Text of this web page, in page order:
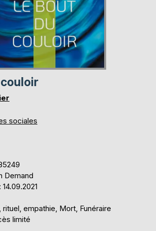
sociales
Demand
empathie, Mort, Funéraire
limité